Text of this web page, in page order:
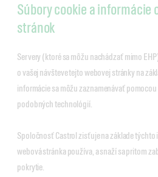
Súbory cookie a informácie
stránok
Servery (ktoré sa môžu nachádzať mimo
o vašej návšteve tejto webovej stránky na
informácie sa môžu zaznamenávať
podobných technológií.
Spoločnosť Castrol zisťuje na základe týchto
webová stránka používa, a snaží sa pritom
pokrytie.